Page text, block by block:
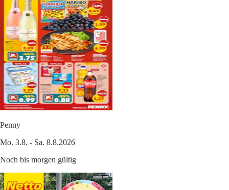
Penny
Mo. 3.8. - Sa. 8.8.2026
Noch bis morgen gültig